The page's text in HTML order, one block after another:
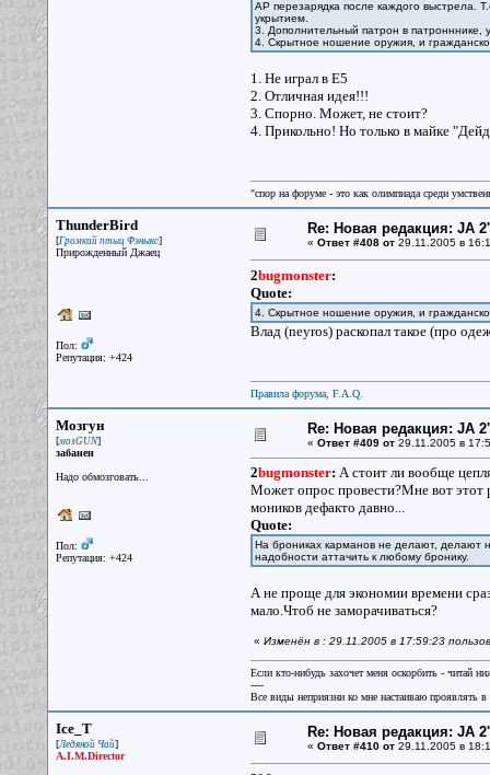
AP перезарядка после каждого выстрела.
укрытием.
3. Дополнительный патрон в патронннике,
4. Скрытное ношение оружия, и
1. Не играл в Е5
2. Отличная идея!!!
3. Спорно. Может, не стоит?
4. Прикольно! Но только в майке
"спор на форуме - это как олимпиада среди
ThunderBird
[Громкий птыц Фэныкс]
Прирожденный Джаец
Пол:
Репутация: +424
Re: Новая редакция: JA
« Ответ #408 от29.11.2005 в
2bugmonster:
Quote:
4. Скрытное ношение оружия, и
Влад (neyros) раскопал такое (про
Правила форума, F.A.Q.
Мозгун
[мозGUN]
забанен
Надо обмозговать...
Пол:
Репутация: +424
Re: Новая редакция: JA
« Ответ #409 от29.11.2005 в
2bugmonster: А стоит ли вообще
Может опрос провести?Мне вот этот
моников дефакто давно...
Quote:
На брониках карманов не делают, делают
надобности аттачить к любому бронику.
А не проще для экономии времени
мало.Чтоб не заморачиваться?
« Изменён в : 29.11.2005 в 17:59:23
Если кто-нибудь захочет меня оскорбить - читай
----
Все виды неприязни ко мне настаиваю проявлять
Ice_T
[Ледяной Чай]
A.I.M.Director
Re: Новая редакция: JA
« Ответ #410 от29.11.2005 в